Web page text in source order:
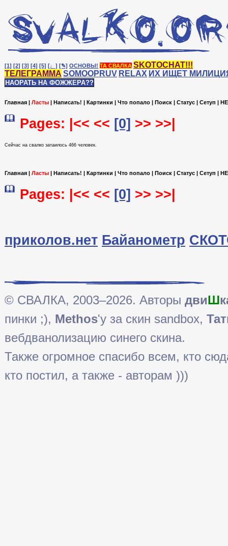
[1] [2] [3] [4] [5] [♩] [✎] ОСНОВЫ! ТА СВАЛКА SKOTOCHAT!!!
ТЕЛЕГРАММА SOMOOPRUV RELAX ИХ ИЩЕТ
НАОРАТЬ НА ФОЖЖЕРА??
Главная | Ласты | Написать! | Картинки | Что попало | Поиск | Статус | Сетуп |
Pages: |<< << [0] >> >>|
Сейчас на cвалко затаилось 466 человек.
Главная | Ласты | Написать! | Картинки | Что попало | Поиск | Статус | Сетуп |
Pages: |<< << [0] >> >>|
приколов.нет Байанометр
© СВАЛКА, 2003–2026. Авторы двиШ
пинки ;), Methos'у за скин sandbox,
вебдванолизацию синего скина.
Также огромное спасибо всем, кто
кто постил, а также - авторам )))